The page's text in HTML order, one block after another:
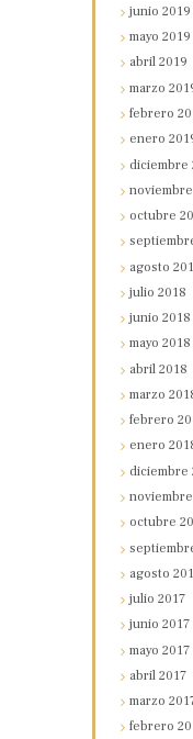
junio2019
mayo2019
abril2019
marzo
febrero
enero
diciembre
octubre
agosto
julio2018
junio2018
mayo2018
abril2018
marzo
febrero
enero
diciembre
octubre
agosto
julio2017
junio2017
mayo2017
abril2017
marzo
febrero